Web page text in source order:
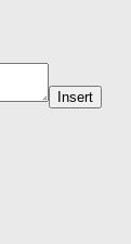
Insert